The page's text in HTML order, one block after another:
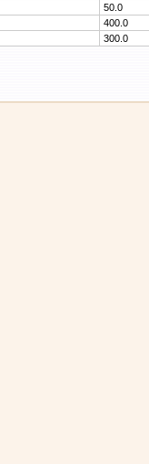
50.0
400.0
300.0